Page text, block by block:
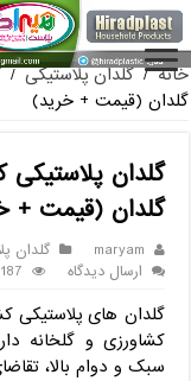
فروش گلدان پلاستیکی
خانه / گلدان پلاستیکی /
گلدان (قیمت + خرید)
گلدان
گلدان (قیمت +
maryam گلدان
ارسال دیدگاه
187 بازدید
گلدان های پلاستیکی
کشاورزی و گلخانه
سبک و دوام بالا،